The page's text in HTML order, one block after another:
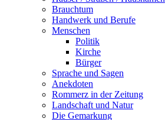
Brauchtum
Handwerk und Berufe
Menschen
Politik
Kirche
Bürger
Sprache und Sagen
Anekdoten
Rommerz in der Zeitung
Landschaft und Natur
Die Gemarkung